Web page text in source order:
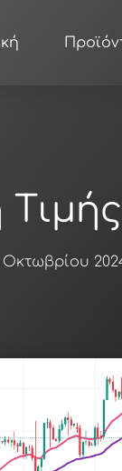
Οκτωβρίου